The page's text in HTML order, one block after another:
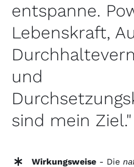
entspanne.
Lebenskraft,
und
sind mein Ziel."
Wirkungsweise - Die